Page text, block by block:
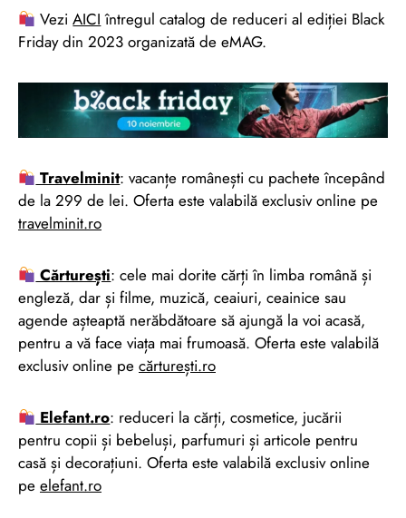
VeziAICI întregul catalog de reduceri al ediției Black
Friday din 2023 organizată de eMAG.
Travelminit: vacanțe românești cu pachete începând
de la 299 de lei. Oferta este valabilă exclusiv online pe
travelminit.ro
Cărturești: cele mai dorite cărți în limba română și
engleză, dar și filme, muzică, ceaiuri, ceainice sau
agende așteaptă nerăbdătoare să ajungă la voi acasă,
pentru a vă face viața mai frumoasă. Oferta este valabilă
exclusiv online pe cărturești.ro
Elefant.ro: reduceri la cărți, cosmetice, jucării
pentru copii și bebeluși, parfumuri și articole pentru
casă și decorațiuni. Oferta este valabilă exclusiv online
pe elefant.ro